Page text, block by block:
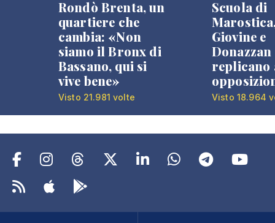
Rondò Brenta, un
quartiere che
cambia: «Non
siamo il Bronx di
Bassano, qui si
vive bene»
Visto 21.981 volte
Scuola di
Giovine e
Donazzan
replicano
Visto 18.964